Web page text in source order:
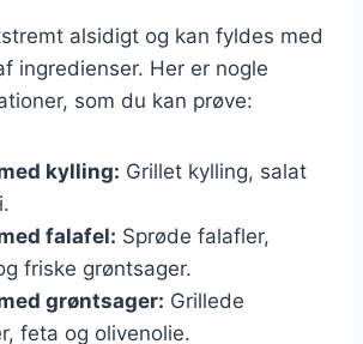
alsidigt og kan fyldes med
ingredienser. Her er nogle
som du kan prøve:
kylling: Grillet kylling, salat
falafel: Sprøde falafler,
friske grøntsager.
grøntsager: Grillede
feta og olivenolie.